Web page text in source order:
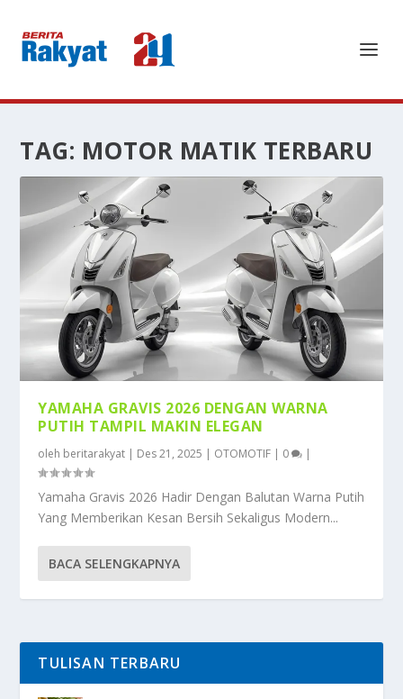
TAG: MOTOR MATIK TERBARU
YAMAHA GRAVIS 2026 DENGAN WARNA
PUTIH TAMPIL MAKIN ELEGAN
oleh beritarakyat | Des 21, 2025 | OTOMOTIF | 0 |
Yamaha Gravis 2026 Hadir Dengan Balutan Warna Putih
Yang Memberikan Kesan Bersih Sekaligus Modern...
BACA SELENGKAPNYA
TULISAN TERBARU